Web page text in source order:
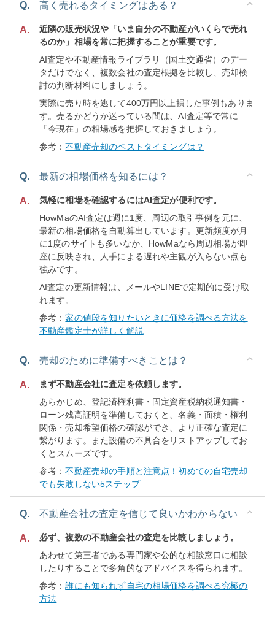
Q. 高く売れるタイミングはある？
A.
近隣の販売状況や「いま自分の不動産がいくらで売れ
るのか」相場を常に把握することが重要です。
AI査定や不動産情報ライブラリ（国土交通省）のデー
タだけでなく、複数会社の査定根拠を比較し、売却検
討の判断材料にしましょう。
実際に売り時を逃して400万円以上損した事例もありま
す。売るかどうか迷っている間は、AI査定等で常に
「今現在」の相場感を把握しておきましょう。
参考：不動産売却のベストタイミングは？
Q. 最新の相場価格を知るには？
A.
気軽に相場を確認するにはAI査定が便利です。
HowMaのAI査定は週に1度、周辺の取引事例を元に、
最新の相場価格を自動算出しています。更新頻度が月
に1度のサイトも多いなか、HowMaなら周辺相場が即
座に反映され、人手による遅れや主観が入らない点も
強みです。
AI査定の更新情報は、メールやLINEで定期的に受け取
れます。
参考：家の値段を知りたいときに価格を調べる方法を
不動産鑑定士が詳しく解説
Q. 売却のために準備すべきことは？
A.
まず不動産会社に査定を依頼します。
あらかじめ、登記済権利書・固定資産税納税通知書・
ローン残高証明を準備しておくと、名義・面積・権利
関係・売却希望価格の確認ができ、より正確な査定に
繋がります。また設備の不具合をリストアップしてお
くとスムーズです。
参考：不動産売却の手順と注意点！初めての自宅売却
でも失敗しない5ステップ
Q. 不動産会社の査定を信じて良いかわからない
A.
必ず、複数の不動産会社の査定を比較しましょう。
あわせて第三者である専門家や公的な相談窓口に相談
したりすることで多角的なアドバイスを得られます。
参考：誰にも知られず自宅の相場価格を調べる究極の
方法